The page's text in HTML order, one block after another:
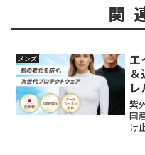
関
メンズ
エ
紫
国
け